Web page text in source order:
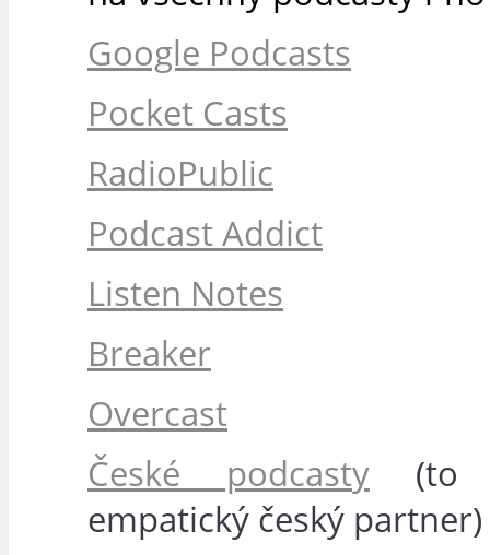
Google Podcasts
Pocket Casts
RadioPublic
Podcast Addict
Listen Notes
Breaker
Overcast
České podcasty(to
empatický český partner)